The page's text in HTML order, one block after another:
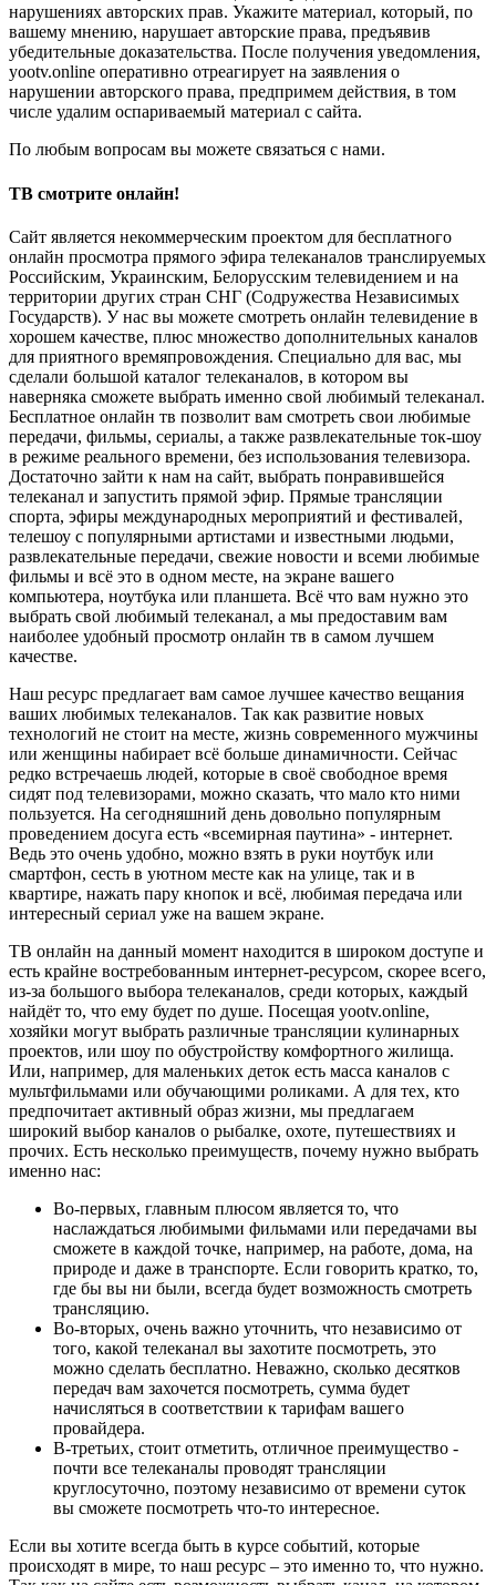
нарушениях авторских прав. Укажите материал, который, по
вашему мнению, нарушает авторские права, предъявив
убедительные доказательства. После получения уведомления,
yootv.online оперативно отреагирует на заявления о
нарушении авторского права, предпримем действия, в том
числе удалим оспариваемый материал с сайта.
По любым вопросам вы можете связаться с нами.
ТВ смотрите онлайн!
Сайт является некоммерческим проектом для бесплатного
онлайн просмотра прямого эфира телеканалов транслируемых
Российским, Украинским, Белорусским телевидением и на
территории других стран СНГ (Содружества Независимых
Государств). У нас вы можете смотреть онлайн телевидение в
хорошем качестве, плюс множество дополнительных каналов
для приятного времяпровождения. Специально для вас, мы
сделали большой каталог телеканалов, в котором вы
наверняка сможете выбрать именно свой любимый телеканал.
Бесплатное онлайн тв позволит вам смотреть свои любимые
передачи, фильмы, сериалы, а также развлекательные ток-шоу
в режиме реального времени, без использования телевизора.
Достаточно зайти к нам на сайт, выбрать понравившейся
телеканал и запустить прямой эфир. Прямые трансляции
спорта, эфиры международных мероприятий и фестивалей,
телешоу с популярными артистами и известными людьми,
развлекательные передачи, свежие новости и всеми любимые
фильмы и всё это в одном месте, на экране вашего
компьютера, ноутбука или планшета. Всё что вам нужно это
выбрать свой любимый телеканал, а мы предоставим вам
наиболее удобный просмотр онлайн тв в самом лучшем
качестве.
Наш ресурс предлагает вам самое лучшее качество вещания
ваших любимых телеканалов. Так как развитие новых
технологий не стоит на месте, жизнь современного мужчины
или женщины набирает всё больше динамичности. Сейчас
редко встречаешь людей, которые в своё свободное время
сидят под телевизорами, можно сказать, что мало кто ними
пользуется. На сегодняшний день довольно популярным
проведением досуга есть «всемирная паутина» - интернет.
Ведь это очень удобно, можно взять в руки ноутбук или
смартфон, сесть в уютном месте как на улице, так и в
квартире, нажать пару кнопок и всё, любимая передача или
интересный сериал уже на вашем экране.
ТВ онлайн на данный момент находится в широком доступе и
есть крайне востребованным интернет-ресурсом, скорее всего,
из-за большого выбора телеканалов, среди которых, каждый
найдёт то, что ему будет по душе. Посещая yootv.online,
хозяйки могут выбрать различные трансляции кулинарных
проектов, или шоу по обустройству комфортного жилища.
Или, например, для маленьких деток есть масса каналов с
мультфильмами или обучающими роликами. А для тех, кто
предпочитает активный образ жизни, мы предлагаем
широкий выбор каналов о рыбалке, охоте, путешествиях и
прочих. Есть несколько преимуществ, почему нужно выбрать
именно нас:
Во-первых, главным плюсом является то, что
наслаждаться любимыми фильмами или передачами вы
сможете в каждой точке, например, на работе, дома, на
природе и даже в транспорте. Если говорить кратко, то,
где бы вы ни были, всегда будет возможность смотреть
трансляцию.
Во-вторых, очень важно уточнить, что независимо от
того, какой телеканал вы захотите посмотреть, это
можно сделать бесплатно. Неважно, сколько десятков
передач вам захочется посмотреть, сумма будет
начисляться в соответствии к тарифам вашего
провайдера.
В-третьих, стоит отметить, отличное преимущество -
почти все телеканалы проводят трансляции
круглосуточно, поэтому независимо от времени суток
вы сможете посмотреть что-то интересное.
Если вы хотите всегда быть в курсе событий, которые
происходят в мире, то наш ресурс – это именно то, что нужно.